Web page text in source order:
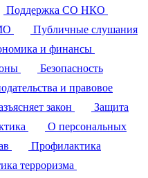
Поддержка СО НКО
Публичные слушания
и финансы
Безопасность
и правовое
закон
Защита
О персональных
Профилактика
терроризма